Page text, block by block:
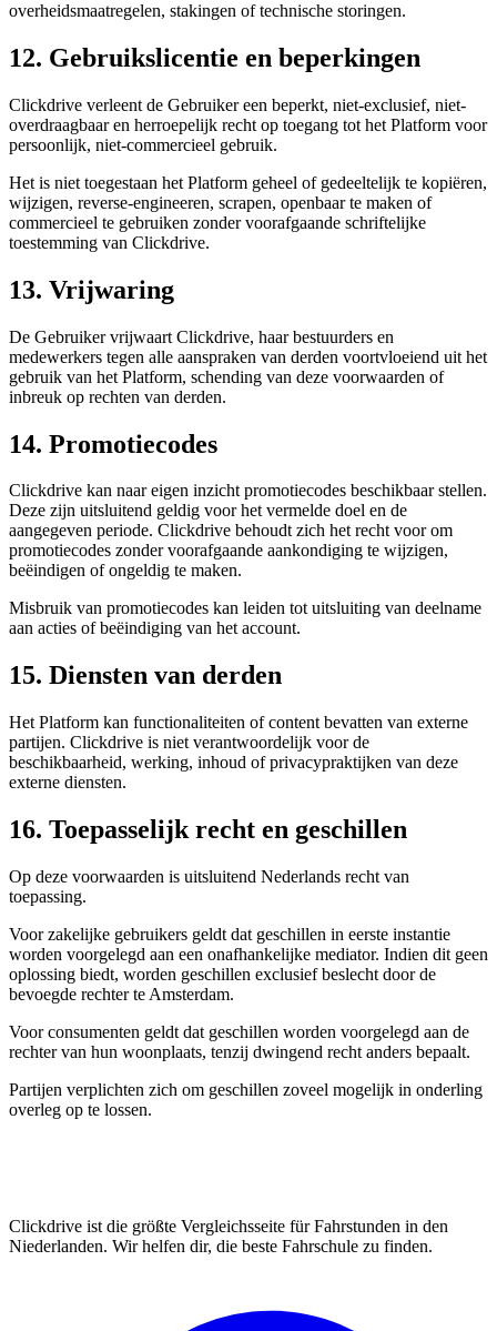
overheidsmaatregelen, stakingen of technische storingen.
12. Gebruikslicentie en beperkingen
Clickdrive verleent de Gebruiker een beperkt, niet-exclusief, niet-
overdraagbaar en herroepelijk recht op toegang tot het Platform voor
persoonlijk, niet-commercieel gebruik.
Het is niet toegestaan het Platform geheel of gedeeltelijk te kopiëren,
wijzigen, reverse-engineeren, scrapen, openbaar te maken of
commercieel te gebruiken zonder voorafgaande schriftelijke
toestemming van Clickdrive.
13. Vrijwaring
De Gebruiker vrijwaart Clickdrive, haar bestuurders en
medewerkers tegen alle aanspraken van derden voortvloeiend uit het
gebruik van het Platform, schending van deze voorwaarden of
inbreuk op rechten van derden.
14. Promotiecodes
Clickdrive kan naar eigen inzicht promotiecodes beschikbaar stellen.
Deze zijn uitsluitend geldig voor het vermelde doel en de
aangegeven periode. Clickdrive behoudt zich het recht voor om
promotiecodes zonder voorafgaande aankondiging te wijzigen,
beëindigen of ongeldig te maken.
Misbruik van promotiecodes kan leiden tot uitsluiting van deelname
aan acties of beëindiging van het account.
15. Diensten van derden
Het Platform kan functionaliteiten of content bevatten van externe
partijen. Clickdrive is niet verantwoordelijk voor de
beschikbaarheid, werking, inhoud of privacypraktijken van deze
externe diensten.
16. Toepasselijk recht en geschillen
Op deze voorwaarden is uitsluitend Nederlands recht van
toepassing.
Voor zakelijke gebruikers geldt dat geschillen in eerste instantie
worden voorgelegd aan een onafhankelijke mediator. Indien dit geen
oplossing biedt, worden geschillen exclusief beslecht door de
bevoegde rechter te Amsterdam.
Voor consumenten geldt dat geschillen worden voorgelegd aan de
rechter van hun woonplaats, tenzij dwingend recht anders bepaalt.
Partijen verplichten zich om geschillen zoveel mogelijk in onderling
overleg op te lossen.
Clickdrive ist die größte Vergleichsseite für Fahrstunden in den
Niederlanden. Wir helfen dir, die beste Fahrschule zu finden.